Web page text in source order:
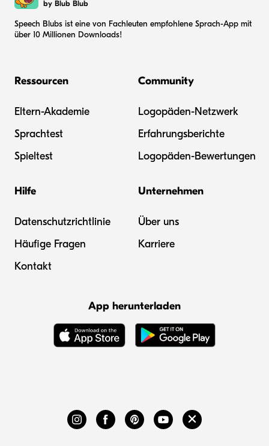
by Blub Blub
Speech Blubs ist eine von Fachleuten empfohlene Sprach-App mit
über 10 Millionen Downloads!
Ressourcen
Eltern-Akademie
Sprachtest
Spieltest
Community
Logopäden-Netzwerk
Erfahrungsberichte
Logopäden-Bewertungen
Hilfe
Datenschutzrichtlinie
Häufige Fragen
Kontakt
Unternehmen
Über uns
Karriere
App herunterladen